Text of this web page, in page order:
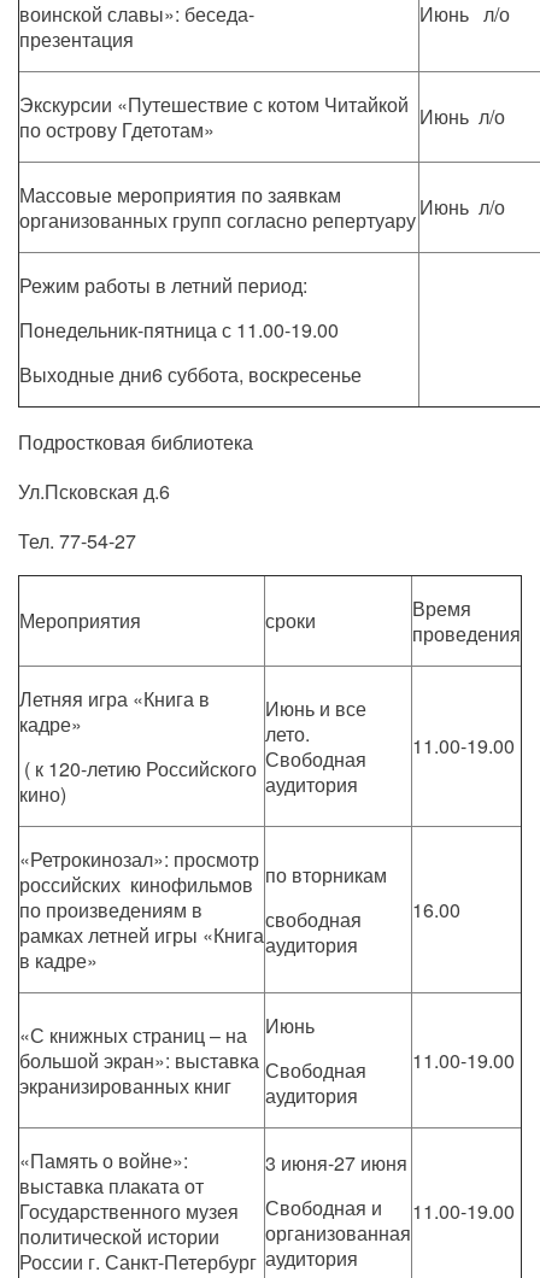
воинской славы»: беседа-
презентация
Июнь л/о
Экскурсии «Путешествие с котом Читайкой
по острову Гдетотам»
Июнь л/о
Массовые мероприятия по заявкам
организованных групп согласно репертуаруИюнь л/о
Режим работы в летний период:
Понедельник-пятница с 11.00-19.00
Выходные дни6 суббота, воскресенье
Подростковая библиотека
Ул.Псковская д.6
Тел. 77-54-27
Мероприятия сроки
Время
проведения
Летняя игра «Книга в
кадре»
( к 120-летию Российского
кино)
Июнь и все
лето.
Свободная
аудитория
11.00-19.00
«Ретрокинозал»: просмотр
российских кинофильмов
по произведениям в
рамках летней игры «Книга
в кадре»
по вторникам
свободная
аудитория
16.00
«С книжных страниц – на
большой экран»: выставка
экранизированных книг
Июнь
Свободная
аудитория
11.00-19.00
«Память о войне»:
выставка плаката от
Государственного музея
политической истории
России г. Санкт-Петербург
3 июня-27 июня
Свободная и
организованная
аудитория
11.00-19.00